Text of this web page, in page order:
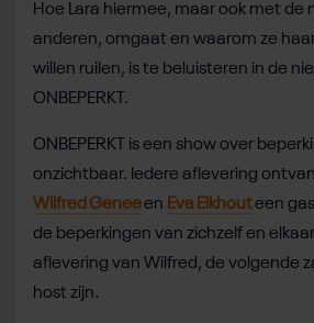
Hoe Lara hiermee, maar ook met de
anderen, omgaat en waarom ze
willen ruilen, is te beluisteren in de
ONBEPERKT.
ONBEPERKT is een show over
onzichtbaar. Iedere aflevering
Wilfred Geneeen Eva Eikhouteen
de beperkingen van zichzelf en
aflevering van Wilfred, de volgende
host zijn.